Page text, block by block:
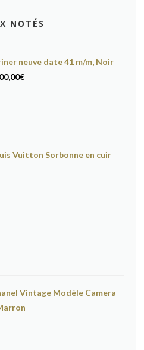
NOTÉS
neuve date 41 m/m, Noir
€Le
Vuitton Sorbonne en cuir
Vintage Modèle Camera